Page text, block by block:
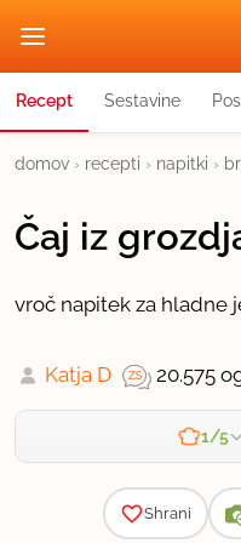
Recept Sestavine
domov › recepti › napitki ›
Čaj iz
vroč napitek za hladne
Katja D 20.575
1/5
Shrani